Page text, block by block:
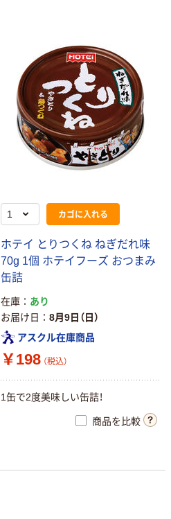
カゴに入れる
ホテイ とりつくね ねぎだれ味
70g 1個 ホテイフーズ おつまみ
缶詰
在庫
あり
お届け日
8月9日（日）
アスクル在庫商品
￥198 （税込）
1缶で2度美味しい缶詰！
商品を比較
1000ML×6（直送
￥5,235 （税込）
カゴへ
ソイジョイ ナ
ッツ＆フルーツ
￥1,476 （税込）
inバー（インバ
ー） お試しセッ
ト(各2本×5種)
プロテイン 鉄
￥1,700 （税込）